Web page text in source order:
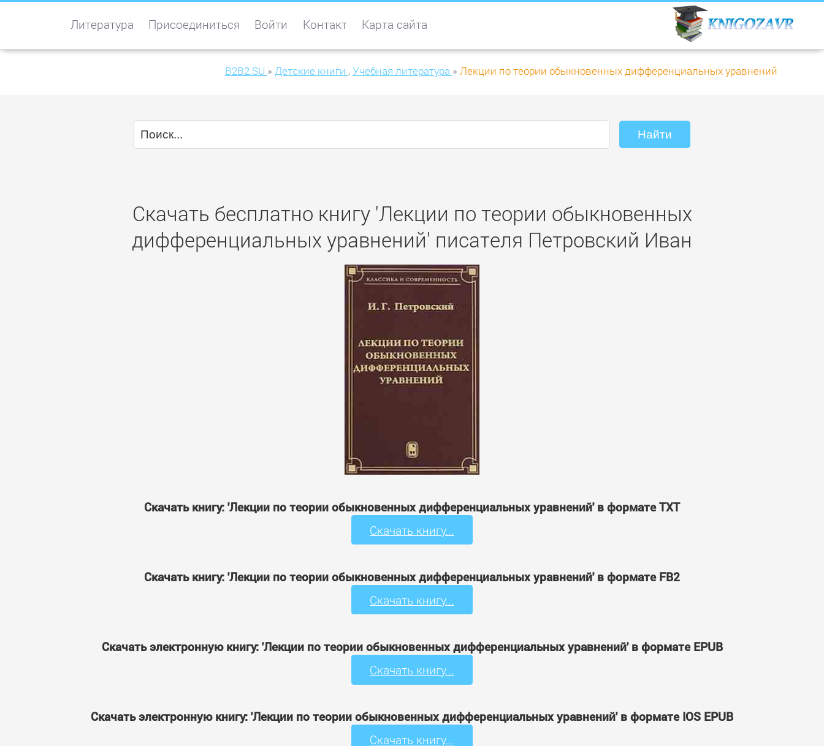
Литература Присоединиться Войти Контакт Карта сайта
B2B2.SU » Детские книги ,Учебная литература » Лекции по теории обыкновенных дифференциальных уравнений
Скачать бесплатно книгу 'Лекции по теории обыкновенных
дифференциальных уравнений' писателя Петровский Иван
Скачать книгу: 'Лекции по теории обыкновенных дифференциальных уравнений' в формате TXT
Скачать книгу...
Скачать книгу: 'Лекции по теории обыкновенных дифференциальных уравнений' в формате FB2
Скачать книгу...
Скачать электронную книгу: 'Лекции по теории обыкновенных дифференциальных уравнений' в формате EPUB
Скачать книгу...
Скачать электронную книгу: 'Лекции по теории обыкновенных дифференциальных уравнений' в формате IOS EPUB
Скачать книгу...